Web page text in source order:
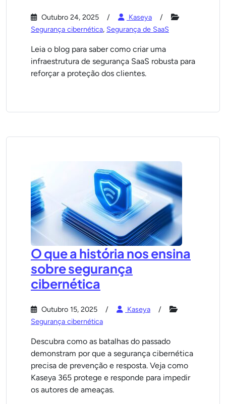
Outubro 24, 2025
Kaseya
Segurança cibernética, Segurança de SaaS
Leia o blog para saber como criar uma
infraestrutura de segurança SaaS robusta para
reforçar a proteção dos clientes.
O que a história nos ensina
sobre segurança
cibernética
Outubro 15, 2025
Kaseya
Segurança cibernética
Descubra como as batalhas do passado
demonstram por que a segurança cibernética
precisa de prevenção e resposta. Veja como
Kaseya 365 protege e responde para impedir
os autores de ameaças.